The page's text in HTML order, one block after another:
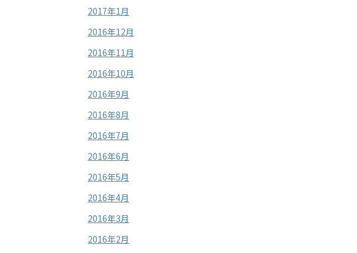
2017年1月
2016年12月
2016年11月
2016年10月
2016年9月
2016年8月
2016年7月
2016年6月
2016年5月
2016年4月
2016年3月
2016年2月